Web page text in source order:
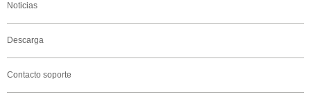
Noticias
Descarga
Contacto soporte